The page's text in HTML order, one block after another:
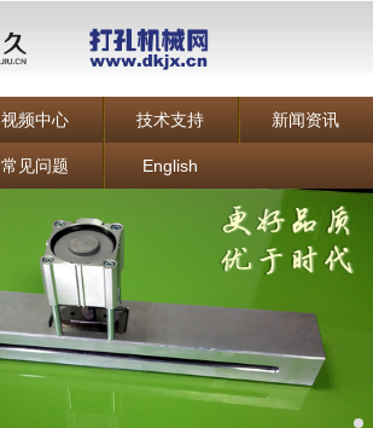
视频中心 技术支持 新闻资讯
常见问题 English